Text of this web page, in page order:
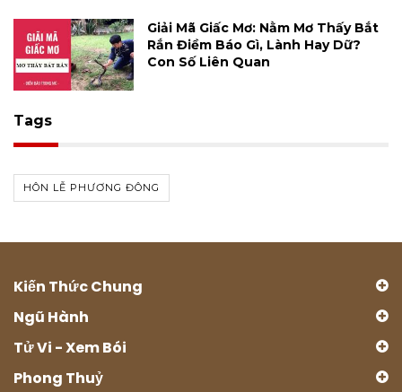
Giải Mã Giấc Mơ: Nằm Mơ Thấy Bắt
Rắn Điềm Báo Gì, Lành Hay Dữ?
Con Số Liên Quan
Tags
HÔN LỄ PHƯƠNG ĐÔNG
Kiến Thức Chung
Ngũ Hành
Tử Vi - Xem Bói
Phong Thuỷ